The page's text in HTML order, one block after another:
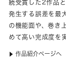
続受賞した2作品
発生する誤差を最
の機能面や、巻き
めて高い完成度を
▶ 作品紹介ページへ